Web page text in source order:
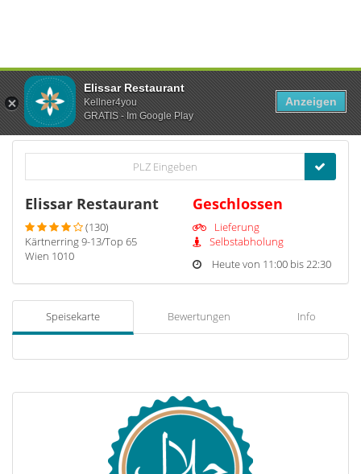
Elissar Restaurant
(130)
Kärtnerring 9-13/Top 65
Wien 1010
Geschlossen
Lieferung
Selbstabholung
Heute von 11:00 bis 22:30
Speisekarte Bewertungen Info
Elissar Restaurant
Kellner4you
GRATIS - Im Google Play
Anzeigen